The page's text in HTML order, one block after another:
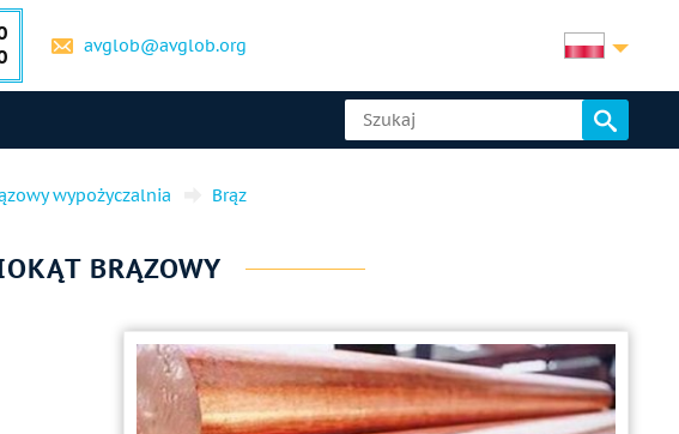
avglob@avglob.org
wypożyczalnia Brąz
BRĄZOWY